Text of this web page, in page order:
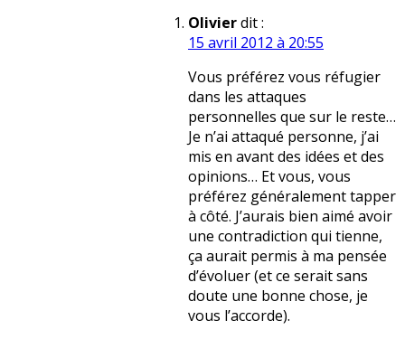
Olivierdit :
15 avril 2012 à 20:55
Vous préférez vous réfugier
dans les attaques
personnelles que sur le reste…
Je n’ai attaqué personne, j’ai
mis en avant des idées et des
opinions… Et vous, vous
préférez généralement tapper
à côté. J’aurais bien aimé avoir
une contradiction qui tienne,
ça aurait permis à ma pensée
d’évoluer (et ce serait sans
doute une bonne chose, je
vous l’accorde).